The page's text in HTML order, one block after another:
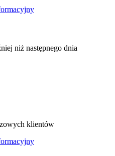
niż następnego dnia
klientów